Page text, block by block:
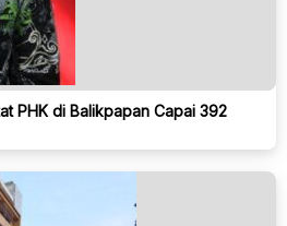
PHK di Balikpapan Capai 392